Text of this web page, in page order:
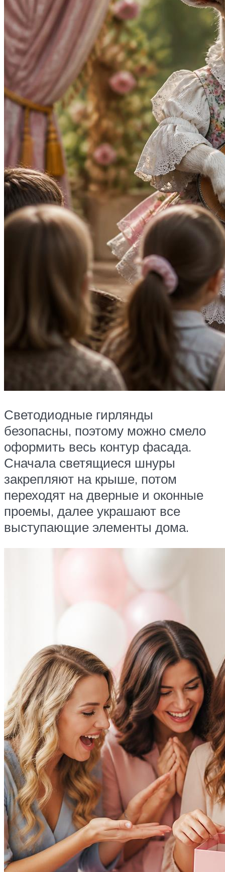
Светодиодные гирлянды
безопасны, поэтому можно смело
оформить весь контур фасада.
Сначала светящиеся шнуры
закрепляют на крыше, потом
переходят на дверные и оконные
проемы, далее украшают все
выступающие элементы дома.